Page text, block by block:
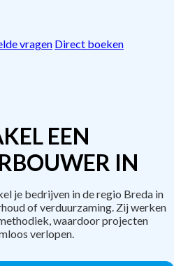
vragen Direct boeken
EEN
IN
je bedrijven in de regio Breda in
of verduurzaming. Zij werken
waardoor projecten
verlopen.